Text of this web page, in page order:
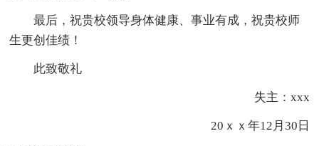
最后，祝贵校领导身体健康、事业有成，祝贵校师
生更创佳绩！
此致敬礼
失主：xxx
20ｘｘ年12月30日